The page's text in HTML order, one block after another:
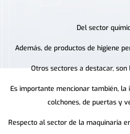
Del sector
Además, de productos de higiene
Otros sectores a destacar,
Es importante mencionar también,
colchones, de puertas y
Respecto al sector de la maquinaria